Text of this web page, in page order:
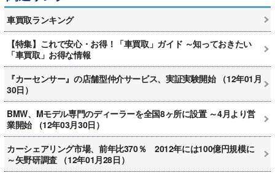
車買取ランキング
【特集】これで安心・お得！「車買取」ガイド ～知っておきたい
「車買取」お得な情報
『カーセンサー』の店舗型仲介サービス、実証実験開始 （12年01月
30日）
BMW、Mモデル専門のディーラーを全国8ヶ所に設置 ～4月より営
業開始 （12年03月30日）
カーシェアリング市場、前年比370％ 2012年には100億円規模に
～矢野研調査 （12年01月28日）